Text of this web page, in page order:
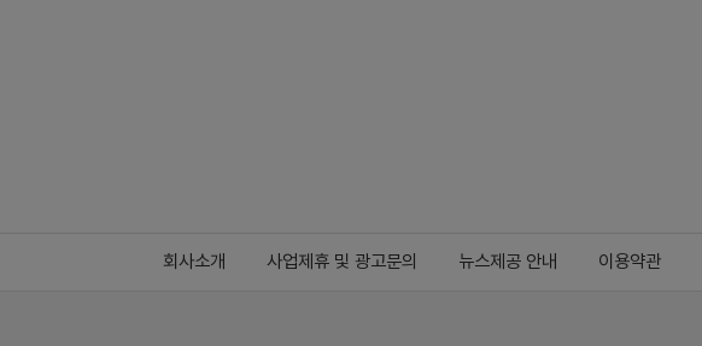
회사소개 사업제휴 및 광고문의 뉴스제공 안내 이용약관